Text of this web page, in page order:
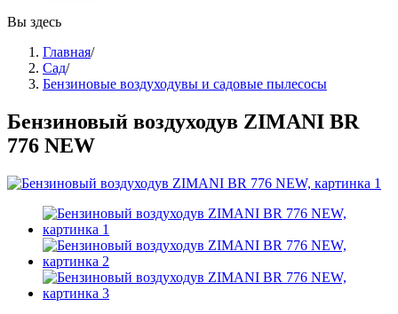
Вы здесь
Главная/
Сад/
Бензиновые воздуходувы и садовые пылесосы
Бензиновый воздуходув ZIMANI BR
776 NEW